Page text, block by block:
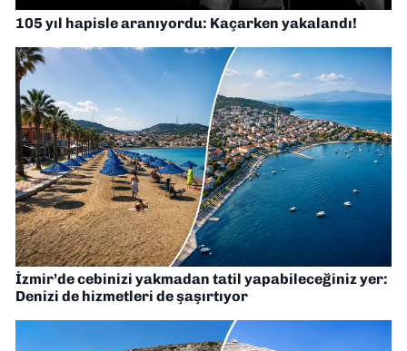
105 yıl hapisle aranıyordu: Kaçarken yakalandı!
İzmir’de cebinizi yakmadan tatil yapabileceğiniz yer:
Denizi de hizmetleri de şaşırtıyor